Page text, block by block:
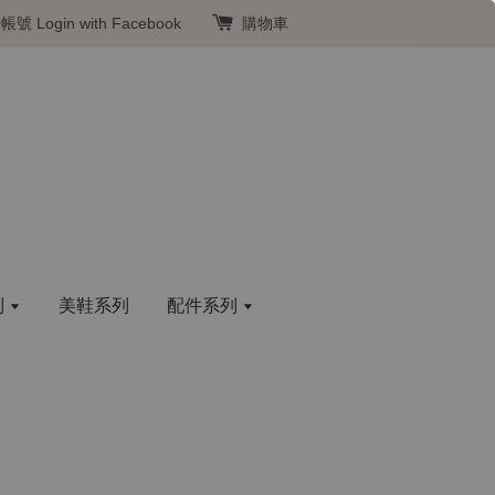
號 Login with Facebook 購物車
美鞋系列 配件系列